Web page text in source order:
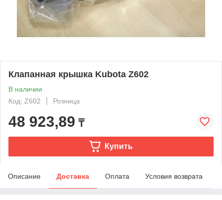
Клапанная крышка Kubota Z602
В наличии
Код: Z602
Розница
48 923,89 ₸
Купить
Описание Доставка Оплата Условия возврата